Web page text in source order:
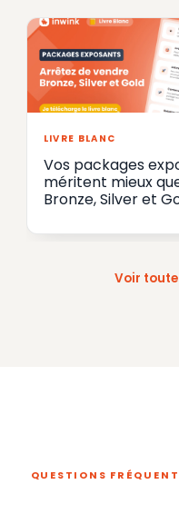
LIVRE BLANC
Vos packages
méritent mieux
Bronze, Silver et
Voir
QUESTIONS